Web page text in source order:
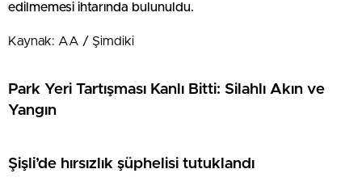
edilmemesi ihtarında bulunuldu.
Kaynak: AA / Şimdiki
Park Yeri Tartışması Kanlı Bitti: Silahlı Akın ve
Yangın
Şişli’de hırsızlık şüphelisi tutuklandı